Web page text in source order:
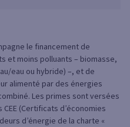
le financement de
et moins polluants – biomasse,
eau ou hybride) –, et de
alimenté par des énergies
Les primes sont versées
(Certificats d’économies
d’énergie de la charte «